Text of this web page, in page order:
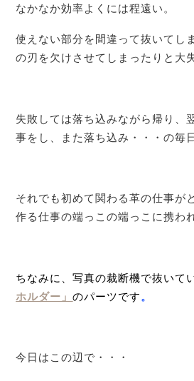
なかなか効率よくには程遠い。
使えない部分を間違って抜いてし
の刃を欠けさせてしまったりと大
失敗しては落ち込みながら帰り、
事をし、また落ち込み・・・の毎
それでも初めて関わる革の仕事が
作る仕事の端っこの端っこに携わ
ちなみに、写真の裁断機で抜いて
ホルダー」のパーツです。
今日はこの辺で・・・